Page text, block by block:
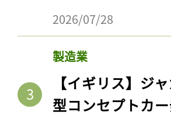
2026/07/28
製造業
【イギリス】ジ
型コンセプトカ